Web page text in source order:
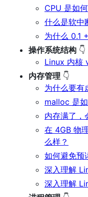
CPU 是如
什么是软中
为什么 0.1
操作系统结构 👇
Linux 内核
内存管理 👇
为什么要有
malloc 是
内存满了，
在 4GB 物
么样？
如何避免预
深入理解
深入理解